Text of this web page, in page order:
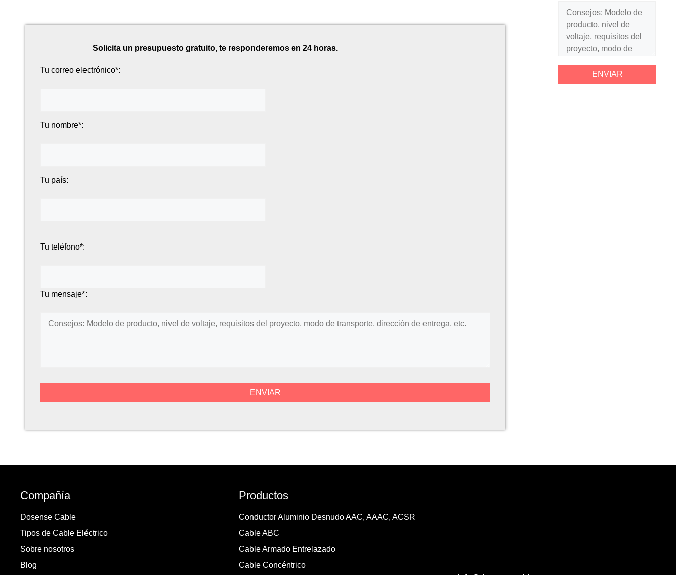
Solicita un presupuesto gratuito, te responderemos en 24 horas.
Tu correo electrónico*:
Tu nombre*:
Tu país:
Tu teléfono*:
Tu mensaje*:
Compañía
Dosense Cable
Tipos de Cable Eléctrico
Sobre nosotros
Blog
Productos
Conductor Aluminio Desnudo AAC, AAAC, ACSR
Cable ABC
Cable Armado Entrelazado
Cable Concéntrico